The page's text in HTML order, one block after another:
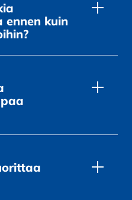
ennen kuin